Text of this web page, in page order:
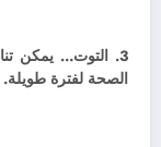
3. التوت… يمكن
الصحة لفترة طويلة.